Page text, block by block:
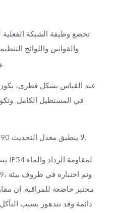
والقوانين واللوائح
وإصدار برنامج الهاتف المحمول.
في المستطيل الكامل.
3. لا ينطبق معدل التحديث 90 هرتز على كل السيناريوهات.
مختبر خاضعة للمراقبة. إن
دائمة وقد تتدهور بسبب